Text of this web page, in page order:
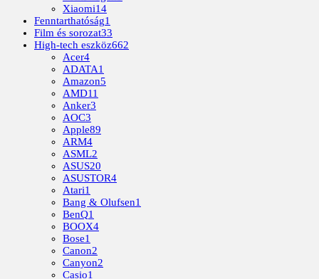
Xiaomi14
Fenntarthatóság1
Film és sorozat33
High-tech eszköz662
Acer4
ADATA1
Amazon5
AMD11
Anker3
AOC3
Apple89
ARM4
ASML2
ASUS20
ASUSTOR4
Atari1
Bang & Olufsen1
BenQ1
BOOX4
Bose1
Canon2
Canyon2
Casio1